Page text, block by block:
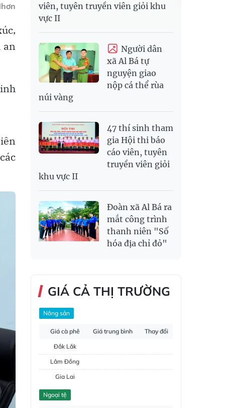
an
viên, tuyên truyền viên giỏi khu
vực II
Người dân
xã Al Bá tự
nguyện giao
nộp cá thể rùa
núi vàng
47 thí sinh tham
gia Hội thi báo
cáo viên, tuyên
truyền viên giỏi
khu vực II
Đoàn xã Al Bá ra
mắt công trình
thanh niên "Số
hóa địa chỉ đỏ"
GIÁ CẢ THỊ TRƯỜNG
Nông sản
Giá cà phê Giá trung bình
Thay đổi
Đắk Lắk
Lâm Đồng
Gia Lai
Đắk Nông
Ngoại tệ